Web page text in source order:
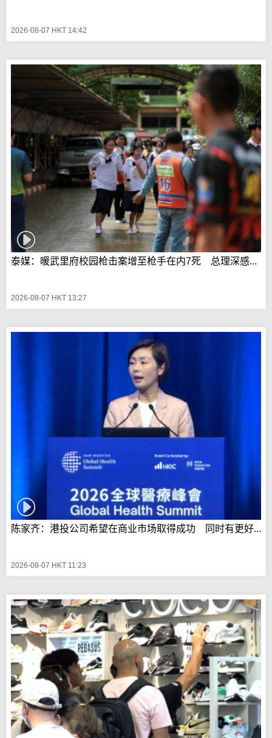
2026-08-07 HKT 14:42
泰媒：暖武里府校园枪击案增至枪手在内7死 总理深感...
2026-08-07 HKT 13:27
陈家齐：港投公司希望在商业市场取得成功 同时有更好...
2026-08-07 HKT 11:23